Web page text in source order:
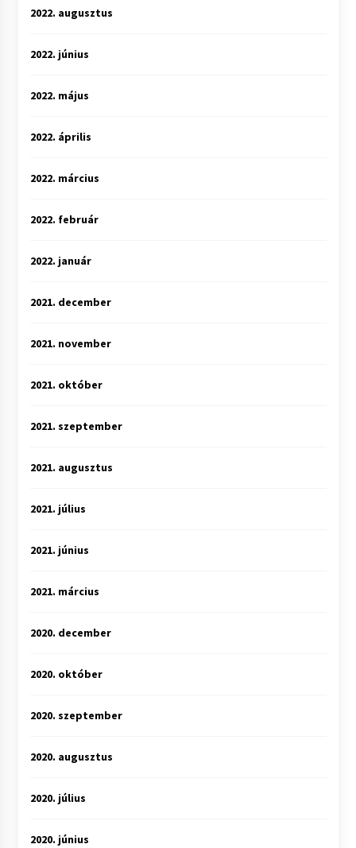
2022. augusztus
2022. június
2022. május
2022. április
2022. március
2022. február
2022. január
2021. december
2021. november
2021. október
2021. szeptember
2021. augusztus
2021. július
2021. június
2021. március
2020. december
2020. október
2020. szeptember
2020. augusztus
2020. július
2020. június